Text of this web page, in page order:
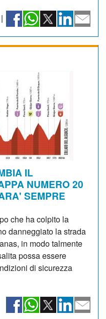
|
IL
NUMERO 20
SEMPRE
che ha colpito la
danneggiato la strada
in modo talmente
possa essere
di sicurezza